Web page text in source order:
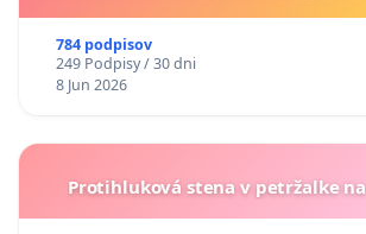
784 podpisov
249 Podpisy / 30 dni
8 Jun 2026
Protihluková stena v petržalke